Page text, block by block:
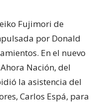
Fujimori de
por Donald
En el nuevo
Nación, del
la asistencia del
Carlos Espá, para